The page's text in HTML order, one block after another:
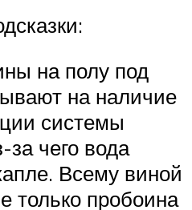
на полу под
на наличие
системы
за чего вода
Всему виной
только пробоина